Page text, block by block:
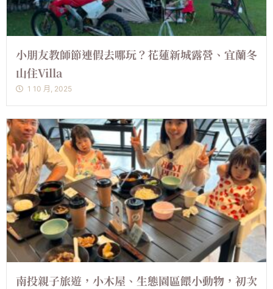
小朋友教師節連假去哪玩？花蓮新城露營、宜蘭冬
山住Villa
1 10 月, 2025
南投親子旅遊，小木屋、生態園區餵小動物，初次